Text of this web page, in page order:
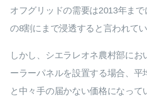
オフグリッドの需要は2013年ま
の8割にまで浸透すると言われてい
しかし、シエラレオネ農村部にお
ーラーパネルを設置する場合、平
と中々手の届かない価格になって